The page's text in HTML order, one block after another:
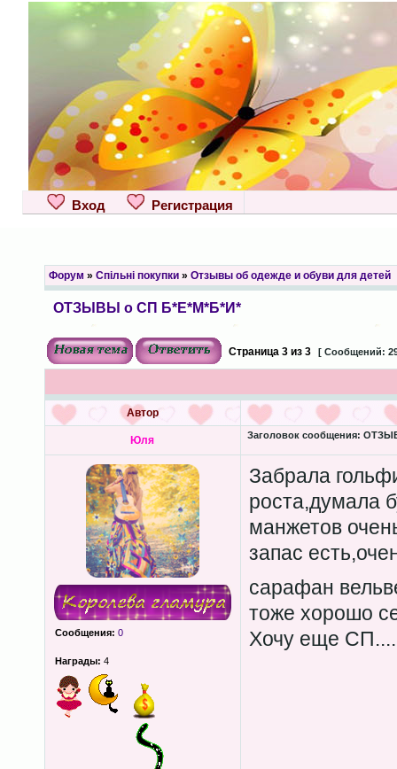
Вход Регистрация
Форум » Спільні покупки» Отзывы об одежде и обуви для детей
ОТЗЫВЫ о СП Б*Е*М*Б*И*
Страница 3из 3 [ Сообщений:
Автор
Юля Заголовок сообщения:
Сообщения: 0
Награды: 4
Забрала
роста,думала
манжетов
запас
сарафан
тоже хорошо
Хочу еще СП....